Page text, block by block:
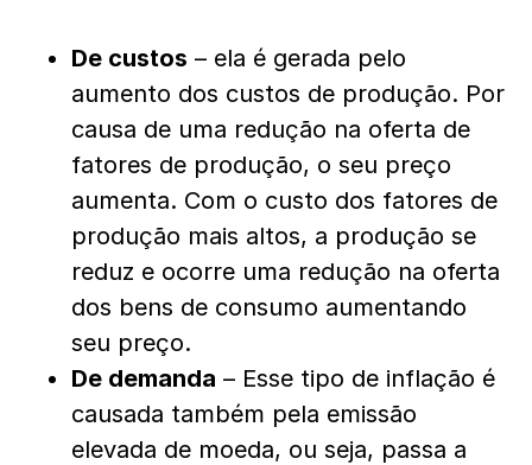
De custos – ela é gerada pelo
aumento dos custos de produção. Por
causa de uma redução na oferta de
fatores de produção, o seu preço
aumenta. Com o custo dos fatores de
produção mais altos, a produção se
reduz e ocorre uma redução na oferta
dos bens de consumo aumentando
seu preço.
De demanda – Esse tipo de inflação é
causada também pela emissão
elevada de moeda, ou seja, passa a